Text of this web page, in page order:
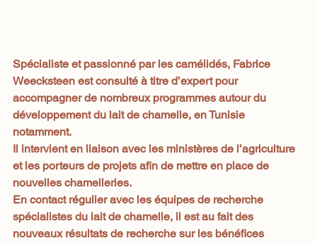
Spécialiste et passionné par les camélidés, Fabrice
Weecksteen est consulté à titre d’expert pour
accompagner de nombreux programmes autour du
développement du lait de chamelle, en Tunisie
notamment.
Il intervient en liaison avec les ministères de l’agriculture
et les porteurs de projets afin de mettre en place de
nouvelles chamelleries.
En contact régulier avec les équipes de recherche
spécialistes du lait de chamelle, il est au fait des
nouveaux résultats de recherche sur les bénéfices